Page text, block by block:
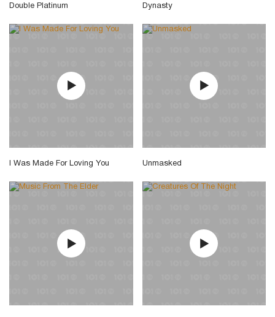
Double Platinum Dynasty
I Was Made For Loving You Unmasked